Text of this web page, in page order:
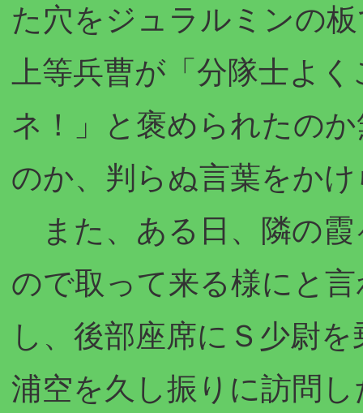
た穴をジュラルミンの
上等兵曹が「分隊士よ
ネ！」と褒められたの
のか、判らぬ言葉をか
また、ある日、隣の霞
ので取って来る様にと
し、後部座席にＳ少尉
浦空を久し振りに訪問